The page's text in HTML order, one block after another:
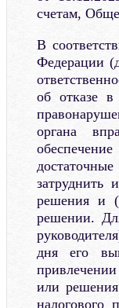
счетам,
В
Федерации
об отказе в
органа
затруднить
решения и
решении.
дня его
или
налогового